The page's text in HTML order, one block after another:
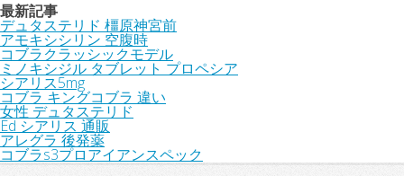
最新記事
デュタステリド 橿原神宮前
アモキシシリン 空腹時
コブラクラッシックモデル
ミノキシジル タブレット プロペシア
シアリス5mg
コブラ キングコブラ 違い
女性 デュタステリド
Ed シアリス 通販
アレグラ 後発薬
コブラs3プロアイアンスペック